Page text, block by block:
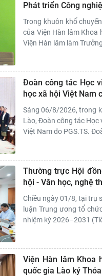
Phát triển Công
Trong khuôn khổ
của Viện Hàn lâm Khoa
Viện Hàn lâm làm
Đoàn công tác Học
học xã hội Việt Nam
Sáng 06/8/2026, trong
Lào, Đoàn công tác Học
Việt Nam do PGS.TS.
Thường trực Hội
hội - Văn học, nghệ
Chiều ngày 01/8, tại trụ
luận Trung ương tổ
nhiệm kỳ 2026–2031
Viện Hàn lâm Khoa
quốc gia Lào ký